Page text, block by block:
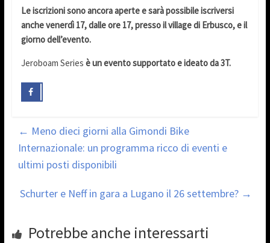
Le iscrizioni sono ancora aperte e sarà possibile iscriversi
anche venerdì 17, dalle ore 17, presso il village di Erbusco, e il
giorno dell’evento.
Jeroboam Series è un evento supportato e ideato da 3T.
← Meno dieci giorni alla Gimondi Bike
Internazionale: un programma ricco di eventi e
ultimi posti disponibili
Schurter e Neff in gara a Lugano il 26 settembre? →
Potrebbe anche interessarti